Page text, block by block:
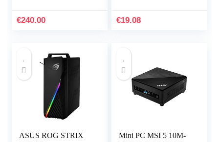
BT, Mini Desktop
€240.00
zonne-energie,
€19.08
ASUS ROG STRIX
Mini PC MSI 5 10M-